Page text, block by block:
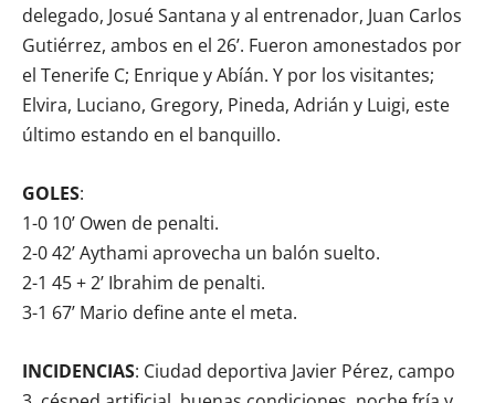
delegado, Josué Santana y al entrenador, Juan Carlos
Gutiérrez, ambos en el 26’. Fueron amonestados por
el Tenerife C; Enrique y Abíán. Y por los visitantes;
Elvira, Luciano, Gregory, Pineda, Adrián y Luigi, este
último estando en el banquillo.
GOLES:
1-0 10’ Owen de penalti.
2-0 42’ Aythami aprovecha un balón suelto.
2-1 45 + 2’ Ibrahim de penalti.
3-1 67’ Mario define ante el meta.
INCIDENCIAS: Ciudad deportiva Javier Pérez, campo